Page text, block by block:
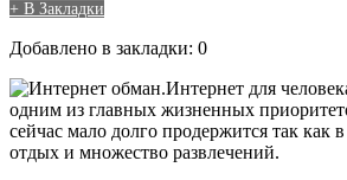
+ В Закладки
Добавлено в закладки: 0
Интернет для
одним из главных жизненных
сейчас мало долго продержится так как
отдых и множество развлечений.